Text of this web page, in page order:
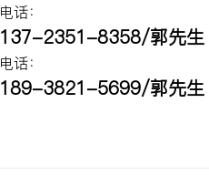
电话：
137-2351-8358/郭先生
电话：
189-3821-5699/郭先生